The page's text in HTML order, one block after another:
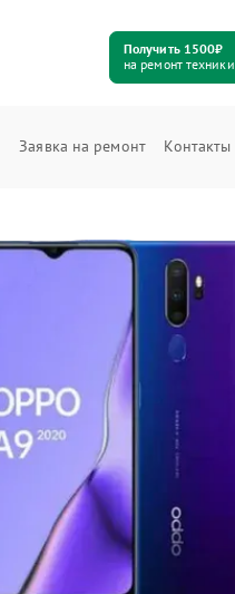
Получить 1500₽
на ремонт техники
Заявка на ремонт Контакты